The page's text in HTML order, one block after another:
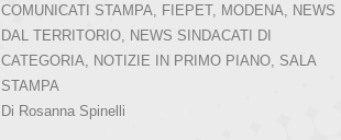
COMUNICATI STAMPA
FIEPET, MODENA
NEWS
DAL TERRITORIO
NEWS SINDACATI DI
CATEGORIA
NOTIZIE IN PRIMO PIANO SALA
STAMPA
Di Rosanna Spinelli